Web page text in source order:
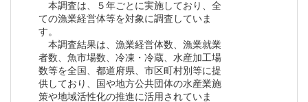
本調査は、５年ごとに実施しており、全
ての漁業経営体等を対象に調査していま
す。
本調査結果は、漁業経営体数、漁業就業
者数、魚市場数、冷凍・冷蔵、水産加工場
数等を全国、都道府県、市区町村別等に提
供しており、国や地方公共団体の水産業施
策や地域活性化の推進に活用されていま